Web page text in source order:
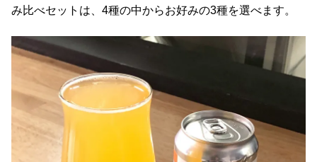
み比べセットは、4種の中からお好みの3種を選べます。